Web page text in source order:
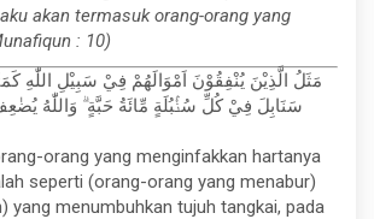
akan termasuk orang-orang yang
: 10)
مَثَلُ الَّذِيْنَ يُنْفِقُوْنَ اَمْوَالَهُمْ فِيْ سَبِيْلِ اللّٰهِ
سَنَابِلَ فِيْ كُلِّ سُنْۢبُلَةٍ مِّائَةُ حَبَّةٍ ۗ وَاللّٰهُ
orang yang menginfakkan hartanya
seperti (orang-orang yang menabur)
yang menumbuhkan tujuh tangkai, pada